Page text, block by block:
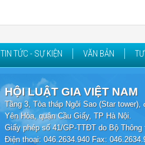
TIN TỨC - SỰ KIỆN VĂN BẢN
HỘI LUẬT GIA VIỆT NAM
Tầng 3, Tòa tháp Ngôi Sao (Star
Yên Hòa, quận Cầu Giấy, TP Hà Nội.
Giấy phép số 41/GP-TTĐT do Bộ
Điện thoại: 046.2634.940 Fax: